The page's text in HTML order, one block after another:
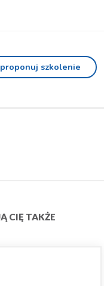
szkolenie
CIĘ TAKŻE